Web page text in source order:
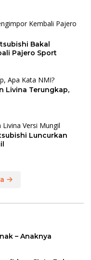
Bakal
Pajero Sport
Livina Terungkap,
Luncurkan
– Anaknya